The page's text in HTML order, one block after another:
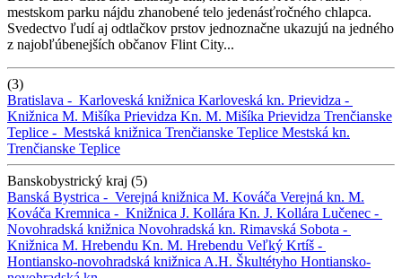
mestskom parku nájdu zhanobené telo jedenásťročného chlapca.
Svedectvo ľudí aj odtlačkov prstov jednoznačne ukazujú na jedného
z najobľúbenejších občanov Flint City...
(3)
Bratislava - Karloveská knižnica Karloveská kn. Prievidza -
Knižnica M. Mišíka Prievidza Kn. M. Mišíka Prievidza Trenčianske
Teplice - Mestská knižnica Trenčianske Teplice Mestská kn.
Trenčianske Teplice
Banskobystrický kraj (5)
Banská Bystrica - Verejná knižnica M. Kováča Verejná kn. M.
Kováča Kremnica - Knižnica J. Kollára Kn. J. Kollára Lučenec -
Novohradská knižnica Novohradská kn. Rimavská Sobota -
Knižnica M. Hrebendu Kn. M. Hrebendu Veľký Krtíš -
Hontiansko-novohradská knižnica A.H. Škultétyho Hontiansko-